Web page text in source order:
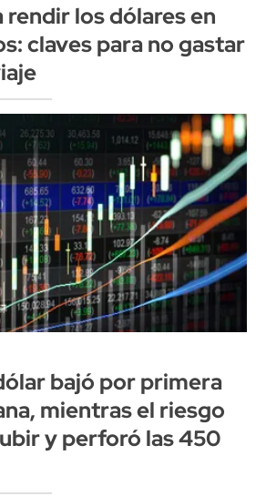
rendir los dólares en
claves para no gastar
bajó por primera
mientras el riesgo
y perforó las 450